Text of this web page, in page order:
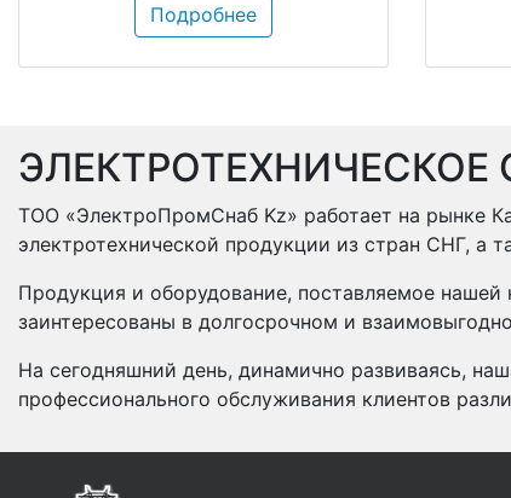
Подробнее
ТОО «ЭлектроПромСнаб Kz» работает на рынке
электротехнической продукции из стран СНГ, а
Продукция и оборудование, поставляемое
заинтересованы в долгосрочном и
На сегодняшний день, динамично развиваясь,
профессионального обслуживания клиентов